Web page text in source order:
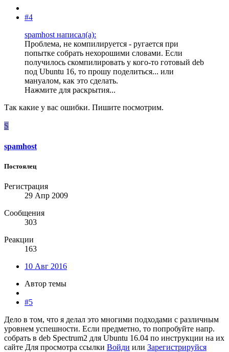
#4
spamhost написал(а):
Проблема, не компилируется - ругается при
попытке собрать нехорошими словами. Если
получилось скомпилировать у кого-то готовый deb
под Ubuntu 16, то прошу поделиться... или
мануалом, как это сделать.
Нажмите для раскрытия...
Так какие у вас ошибки. Пишите посмотрим.
S
spamhost
Постоялец
Регистрация
29 Апр 2009
Сообщения
303
Реакции
163
10 Авг 2016
Автор темы
#5
Дело в том, что я делал это многими подходами с различным
уровнем успешности. Если предметно, то попробуйте напр.
собрать в deb Spectrum2 для Ubuntu 16.04 по инструкции на их
сайте Для просмотра ссылки Войди или Зарегистрируйся